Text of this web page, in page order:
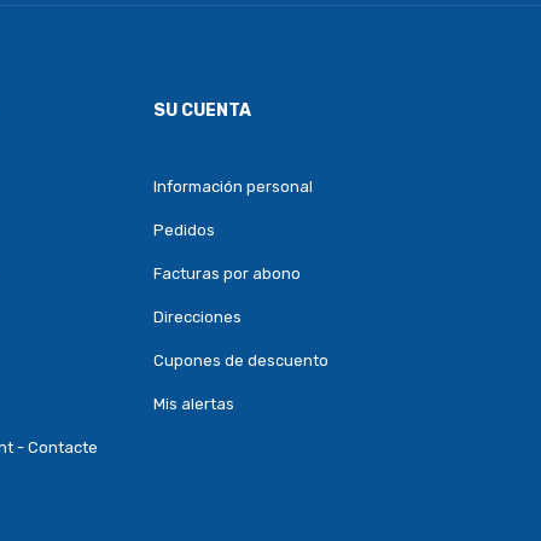
- Contacte
SU CUENTA
Información personal
Pedidos
Facturas por abono
Direcciones
Cupones de descuento
Mis alertas